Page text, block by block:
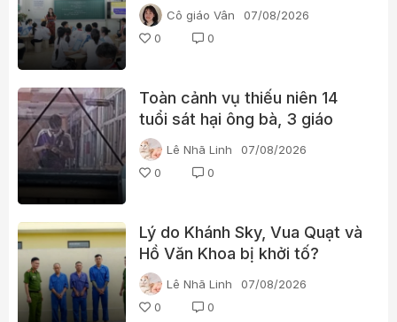
Cô giáo Vân
07/08/2026
0
0
Toàn cảnh vụ thiếu niên 14
tuổi sát hại ông bà, 3 giáo
viên và 3 học sinh
Lê Nhã Linh
07/08/2026
0
0
Lý do Khánh Sky, Vua Quạt và
Hồ Văn Khoa bị khởi tố?
Lê Nhã Linh
07/08/2026
0
0